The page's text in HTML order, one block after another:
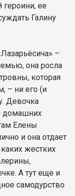
героини, ее
Галину
–
она росла
которая
– ни его (и
Девочка
домашних
Елены
и она отдает
жестких
А тут еще и
самодурство